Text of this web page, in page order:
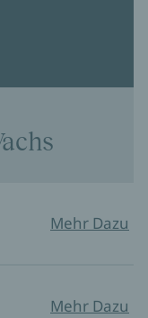
Mehr Dazu
Mehr Dazu